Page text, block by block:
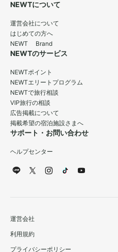
NEWTについて
運営会社について
はじめての方へ
NEWT Brand
NEWTのサービス
NEWTポイント
NEWTエリートプログラム
NEWTで旅行相談
VIP旅行の相談
広告掲載について
掲載希望の宿泊施設さまへ
サポート・お問い合わせ
ヘルプセンター
運営会社
利用規約
プライバシーポリシー